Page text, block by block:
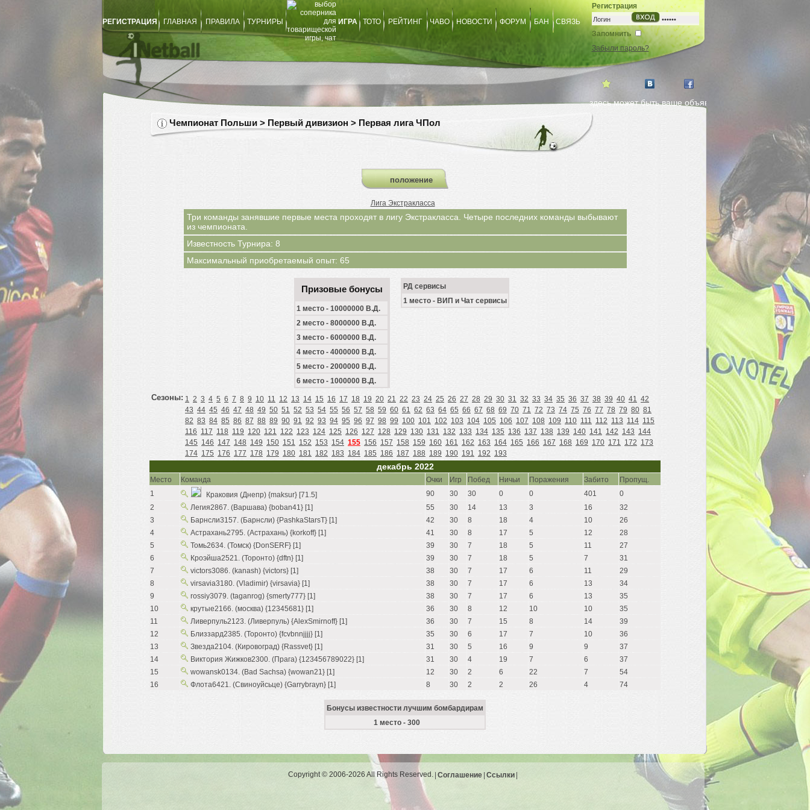
РЕГИСТРАЦИЯ ГЛАВНАЯ ПРАВИЛА ТУРНИРЫ ИГРА ТОТО РЕЙТИНГ ЧАВО НОВОСТИ ФОРУМ БАН СВЯЗЬ
Регистрация
Запомнить
Забыли пароль?
здесь может быть ваше объявление. заказ на страничке
Чемпионат Польши > Первый дивизион > Первая лига ЧПол
положение
Лига Экстракласса
Три команды занявшие первые места проходят в лигу Экстракласса. Четыре последних команды выбывают
из чемпионата.
Известность Турнира: 8
Максимальный приобретаемый опыт: 65
Призовые бонусы
1 место - 10000000 В.Д.
2 место - 8000000 В.Д.
3 место - 6000000 В.Д.
4 место - 4000000 В.Д.
5 место - 2000000 В.Д.
6 место - 1000000 В.Д.
РД сервисы
1 место - ВИП и Чат сервисы
Сезоны: 1 2 3 4 5 6 7 8 9 10 11 12 13 14 15 16 17 18 19 20 21 22 23 24 25 26 27 28 29 30 31 32 33 34 35 36 37 38 39 40 41 42
43 44 45 46 47 48 49 50 51 52 53 54 55 56 57 58 59 60 61 62 63 64 65 66 67 68 69 70 71 72 73 74 75 76 77 78 79 80 81
82 83 84 85 86 87 88 89 90 91 92 93 94 95 96 97 98 99 100 101 102 103 104 105 106 107 108 109 110 111 112 113 114 115
116 117 118 119 120 121 122 123 124 125 126 127 128 129 130 131 132 133 134 135 136 137 138 139 140 141 142 143 144
145 146 147 148 149 150 151 152 153 154 155 156 157 158 159 160 161 162 163 164 165 166 167 168 169 170 171 172 173
174 175 176 177 178 179 180 181 182 183 184 185 186 187 188 189 190 191 192 193
декабрь 2022
Место Команда Очки Игр Побед Ничьи Поражения Забито
Пропущ.
1
Краковия (Днепр) {maksur} [71.5] 90 30 30 0 0 401
0
2
Легия2867. (Варшава) {boban41} [1] 55 30 14 13 3 16
32
3
Барнсли3157. (Барнсли) {PashkaStarsT} [1] 42 30 8 18 4 10
26
4
Астрахань2795. (Астрахань) {korkoff} [1] 41 30 8 17 5 12
28
5
Томь2634. (Томск) {DonSERF} [1] 39 30 7 18 5 11
27
6
Кроэйша2521. (Торонто) {dftn} [1] 39 30 7 18 5 7
31
7
victors3086. (kanash) {victors} [1] 38 30 7 17 6 11
29
8
virsavia3180. (Vladimir) {virsavia} [1] 38 30 7 17 6 13
34
9
rossiy3079. (taganrog) {smerty777} [1] 38 30 7 17 6 13
35
10
крутые2166. (москва) {12345681} [1] 36 30 8 12 10 10
35
11
Ливерпуль2123. (Ливерпуль) {AlexSmirnoff} [1] 36 30 7 15 8 14
39
12
Близзард2385. (Торонто) {fcvbnnjjjj} [1] 35 30 6 17 7 10
36
13
Звезда2104. (Кировоград) {Rassvet} [1] 31 30 5 16 9 9
37
14
Виктория Жижков2300. (Прага) {123456789022} [1] 31 30 4 19 7 6
37
15
wowansk0134. (Bad Sachsa) {wowan21} [1] 12 30 2 6 22 7
54
16
Флота6421. (Свиноуйсьце) {Garrybrayn} [1] 8 30 2 2 26 4 74
Бонусы известности лучшим бомбардирам
1 место - 300
Copyright © 2006-2026 All Rights Reserved. Соглашение Ссылки